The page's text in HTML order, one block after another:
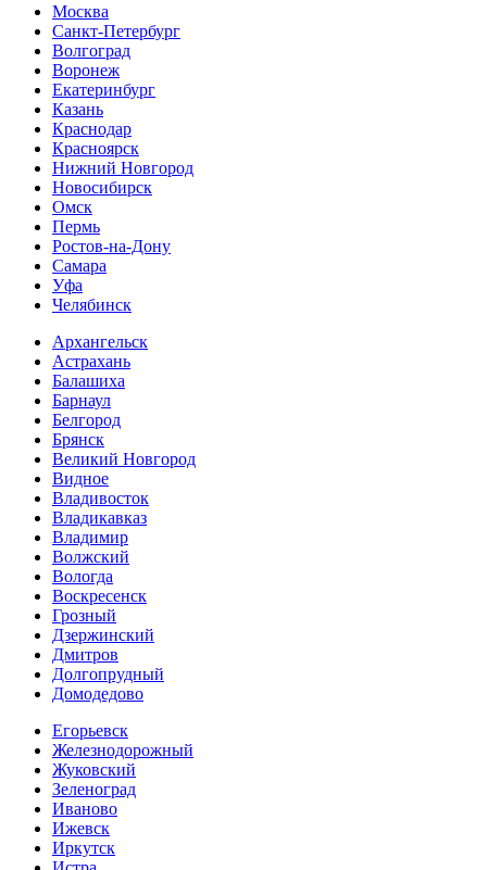
Москва
Санкт-Петербург
Волгоград
Воронеж
Екатеринбург
Казань
Краснодар
Красноярск
Нижний Новгород
Новосибирск
Омск
Пермь
Ростов-на-Дону
Самара
Уфа
Челябинск
Архангельск
Астрахань
Балашиха
Барнаул
Белгород
Брянск
Великий Новгород
Видное
Владивосток
Владикавказ
Владимир
Волжский
Вологда
Воскресенск
Грозный
Дзержинский
Дмитров
Долгопрудный
Домодедово
Егорьевск
Железнодорожный
Жуковский
Зеленоград
Иваново
Ижевск
Иркутск